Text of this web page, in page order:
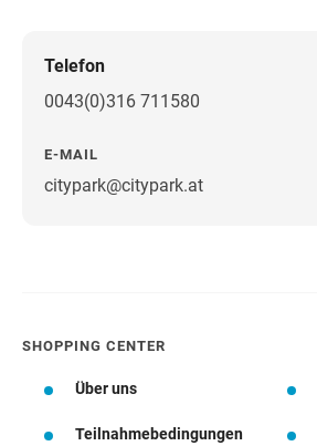
Telefon
0043(0)316 711580
E-MAIL
citypark@citypark.atWegbeschreibung
SHOPPING CENTER
Über uns
Teilnahmebedingungen